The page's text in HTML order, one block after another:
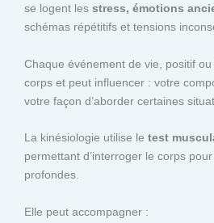
se logent les stress, émotions
schémas répétitifs et tensions
Chaque événement de vie, positif ou
corps et peut influencer : votre
votre façon d’aborder certaines
La kinésiologie utilise le test
permettant d’interroger le corps
profondes.
Elle peut accompagner :